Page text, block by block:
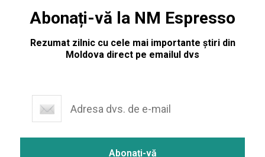
Abonați-vă la NM Espresso
Rezumat zilnic cu cele mai importante știri din
Moldova direct pe emailul dvs